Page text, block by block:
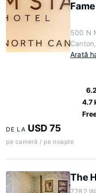
Fame
500 N
Arată
4.7
DE LA USD 75
pe cameră / pe noapte
The
7282